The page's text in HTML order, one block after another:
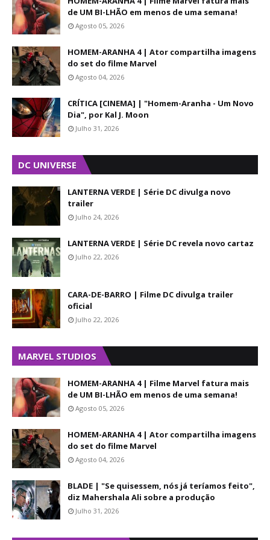
de UM BI-LHÃO em menos de uma semana!
Agosto 05, 2026
HOMEM-ARANHA 4 | Ator compartilha imagens
do set do filme Marvel
Agosto 04, 2026
CRÍTICA [CINEMA] | "Homem-Aranha - Um Novo
Dia", por Kal J. Moon
Julho 31, 2026
DC UNIVERSE
LANTERNA VERDE | Série DC divulga novo
trailer
Julho 24, 2026
LANTERNA VERDE | Série DC revela novo cartaz
Julho 22, 2026
CARA-DE-BARRO | Filme DC divulga trailer
oficial
Julho 22, 2026
MARVEL STUDIOS
HOMEM-ARANHA 4 | Filme Marvel fatura mais
de UM BI-LHÃO em menos de uma semana!
Agosto 05, 2026
HOMEM-ARANHA 4 | Ator compartilha imagens
do set do filme Marvel
Agosto 04, 2026
BLADE | "Se quisessem, nós já teríamos feito",
diz Mahershala Ali sobre a produção
Julho 31, 2026